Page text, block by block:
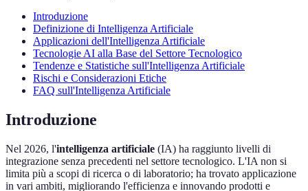
Introduzione
Definizione di Intelligenza Artificiale
Applicazioni dell'Intelligenza Artificiale
Tecnologie AI alla Base del Settore Tecnologico
Tendenze e Statistiche sull'Intelligenza Artificiale
Rischi e Considerazioni Etiche
FAQ sull'Intelligenza Artificiale
Introduzione
Nel 2026, l'intelligenza artificiale (IA) ha raggiunto livelli di
integrazione senza precedenti nel settore tecnologico. L'IA non si
limita più a scopi di ricerca o di laboratorio; ha trovato applicazione
in vari ambiti, migliorando l'efficienza e innovando prodotti e